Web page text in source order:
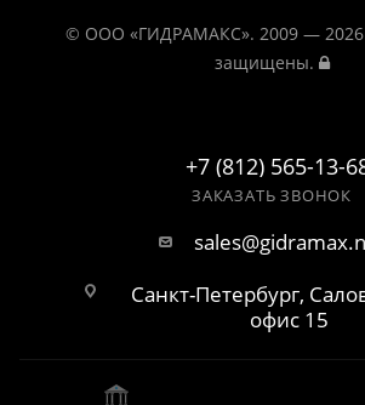
© ООО «ГИДРАМАКС». 2009 — 2026
защищены.
+7 (812) 565-13-
ЗАКАЗАТЬ ЗВОНОК
Санкт-Петербург,
офис 15